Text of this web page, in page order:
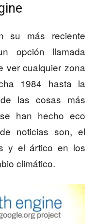
su más reciente
opción llamada
ver cualquier zona
1984 hasta la
las cosas más
han hecho eco
noticias son, el
y el ártico en los
climático.